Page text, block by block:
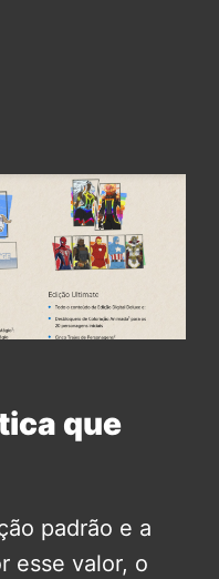
que
padrão e a
esse valor, o